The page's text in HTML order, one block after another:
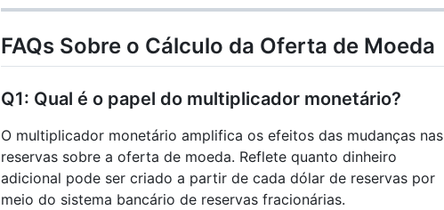
FAQs Sobre o Cálculo da Oferta de Moeda
Q1: Qual é o papel do multiplicador monetário?
O multiplicador monetário amplifica os efeitos das mudanças nas
reservas sobre a oferta de moeda. Reflete quanto dinheiro
adicional pode ser criado a partir de cada dólar de reservas por
meio do sistema bancário de reservas fracionárias.